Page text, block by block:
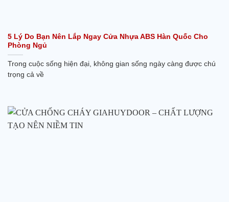
5 Lý Do Bạn Nên Lắp Ngay Cửa Nhựa ABS Hàn Quốc Cho
Phòng Ngủ
Trong cuộc sống hiện đại, không gian sống ngày càng được chú
trọng cả về